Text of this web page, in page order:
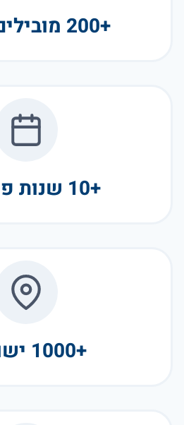
+200 מובילים באתר
+10 שנות פעילות
+1000 ישובים